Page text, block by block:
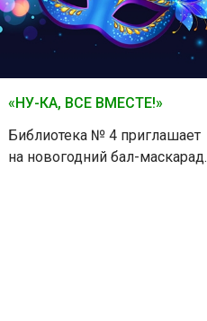
«НУ-КА, ВСЕ ВМЕСТЕ!»
Библиотека № 4 приглашает
на новогодний бал-маскарад.